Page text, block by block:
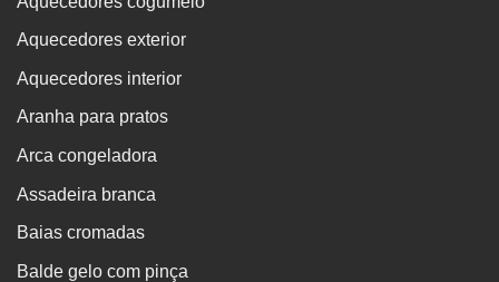
Aquecedores exterior
Aquecedores interior
Aranha para pratos
Arca congeladora
Assadeira branca
Baias cromadas
Balde gelo com pinça